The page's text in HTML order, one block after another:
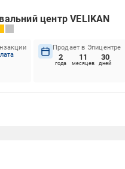
центр VELIKAN
Продает в Эпицентре
2
года
11
месяцев
30
дней